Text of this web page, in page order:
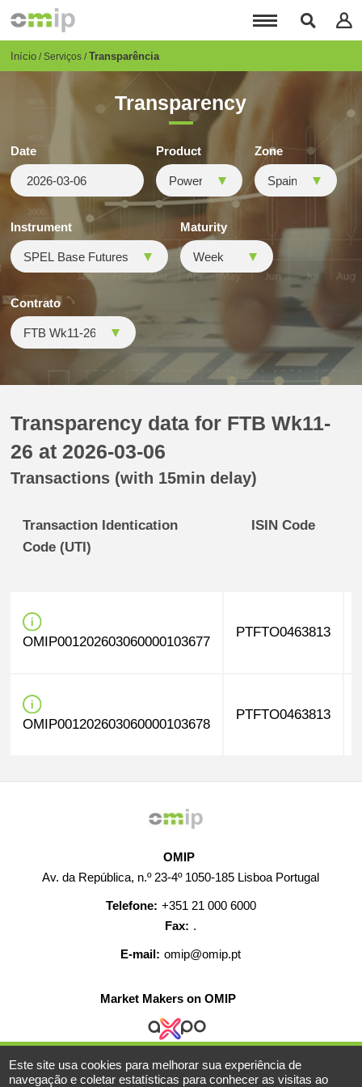
para
conteúdo
Breadcrumb
Início Serviços Transparência
Transparency
Date Product Zone
Instrument Maturity
Contrato
Transparency data for FTB Wk11-
26 at 2026-03-06
Transactions (with 15min delay)
Transaction Identication
Code (UTI)
ISIN Code
OMIP001202603060000103677
PTFTO0463813
OMIP001202603060000103678
PTFTO0463813
OMIP
Av. da República, n.º 23-4º 1050-185 Lisboa Portugal
Telefone: +351 21 000 6000
Fax: .
E-mail: omip@omip.pt
Market Makers on OMIP
AJUDA CONTACTO CARREIRAS MAPA WEB
Este site usa cookies para melhorar sua experiência de
navegação e coletar estatísticas para conhecer as visitas ao